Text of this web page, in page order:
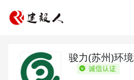
骏力(苏州)环